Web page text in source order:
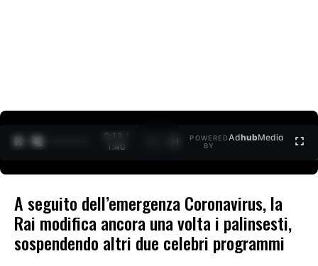
0:12 /
1:40
POWERED
BY
AdhubMedia
A seguito dell’emergenza Coronavirus, la
Rai modifica ancora una volta i palinsesti,
sospendendo altri due celebri programmi